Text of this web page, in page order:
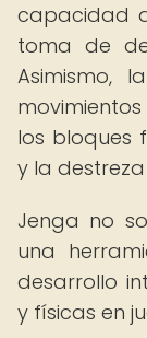
capacidad
toma de
Asimismo,
los bloques
y la
Jenga no
una
desarrollo
y físicas en